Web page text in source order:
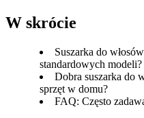
W skrócie
Suszarka do
standardowych modeli?
Dobra suszarka do
sprzęt w domu?
FAQ: Często